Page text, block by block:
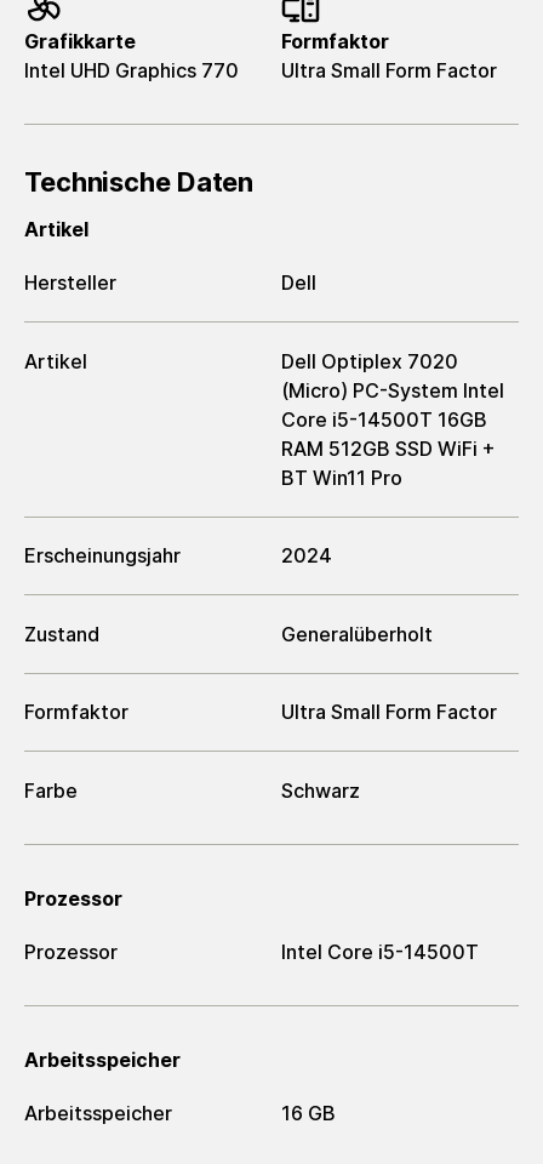
Grafikkarte
Intel UHD Graphics 770
Formfaktor
Ultra Small Form Factor
Technische Daten
Artikel
Hersteller Dell
Artikel
Dell Optiplex 7020
(Micro) PC-System Intel
Core i5-14500T 16GB
RAM 512GB SSD WiFi +
BT Win11 Pro
Erscheinungsjahr 2024
Zustand Generalüberholt
Formfaktor Ultra Small Form Factor
Farbe Schwarz
Prozessor
Prozessor Intel Core i5-14500T
Arbeitsspeicher
Arbeitsspeicher 16 GB